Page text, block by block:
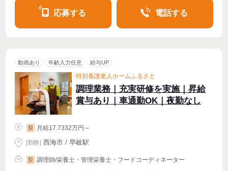
応募する 電話する
動画あり 年齢入力任意 給与UP
特別養護老人ホームふるさと
調理業務｜充実研修を実施｜昇給
賞与あり｜車通勤OK｜夜勤なし
契 月給17.7332万円～
|勤務 西海市 / 早岐駅
契 調理師/栄養士・管理栄養士・フードコーディネーター